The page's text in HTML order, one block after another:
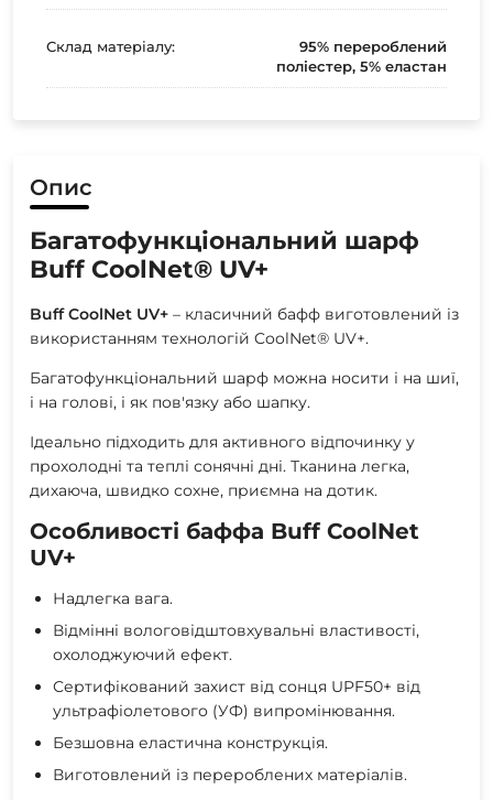
Склад матеріалу:
95% перероблений
поліестер, 5% еластан
Опис
Багатофункціональний шарф
Buff CoolNet® UV+
Buff CoolNet UV+ – класичний бафф виготовлений із
використанням технологій CoolNet® UV+.
Багатофункціональний шарф можна носити і на шиї,
і на голові, і як пов'язку або шапку.
Ідеально підходить для активного відпочинку у
прохолодні та теплі сонячні дні. Тканина легка,
дихаюча, швидко сохне, приємна на дотик.
Особливості баффа Buff CoolNet
UV+
Надлегка вага.
Відмінні вологовідштовхувальні властивості,
охолоджуючий ефект.
Сертифікований захист від сонця UPF50+ від
ультрафіолетового (УФ) випромінювання.
Безшовна еластична конструкція.
Виготовлений із перероблених матеріалів.